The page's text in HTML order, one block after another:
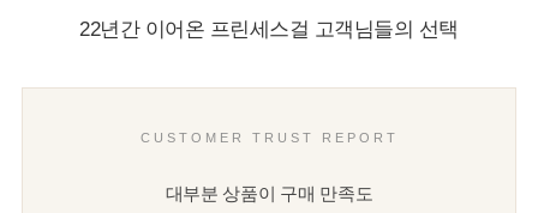
22년간 이어온 프린세스걸 고객님들의 선택
CUSTOMER TRUST REPORT
대부분 상품이 구매 만족도